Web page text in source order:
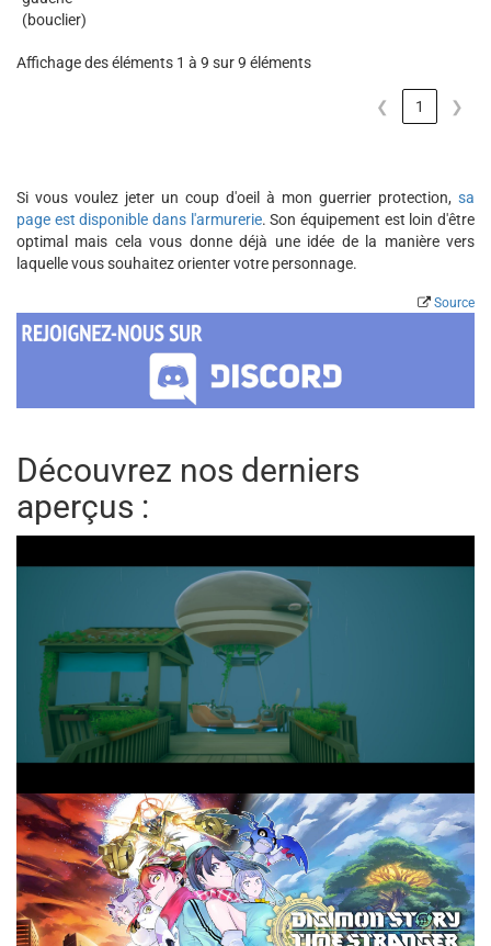
(bouclier)
Affichage des éléments 1 à 9 sur 9 éléments
❮ 1 ❯
Si vous voulez jeter un coup d'oeil à mon guerrier protection, sa
page est disponible dans l'armurerie. Son équipement est loin d'être
optimal mais cela vous donne déjà une idée de la manière vers
laquelle vous souhaitez orienter votre personnage.
Source
Découvrez nos derniers
aperçus :